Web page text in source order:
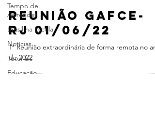
Tempo de
Aprender
Brasil na Escola
Notícias
Tutoriais
Educação
Reunião GAFCE-
RJ 01/06/22
1ª Reunião extraordinária de forma remota no
de 2022